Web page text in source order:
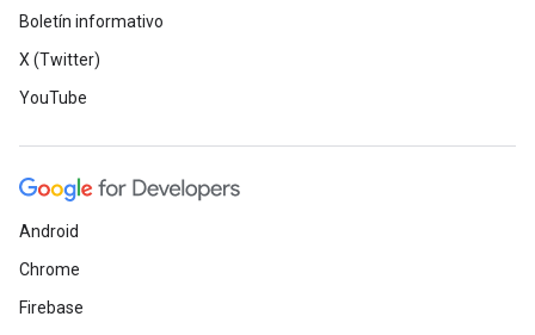
Boletín informativo
X (Twitter)
YouTube
Android
Chrome
Firebase